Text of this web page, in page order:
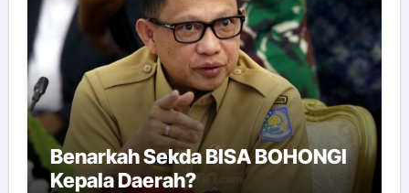
Benarkah Sekda BISA BOHONGI
Kepala Daerah?